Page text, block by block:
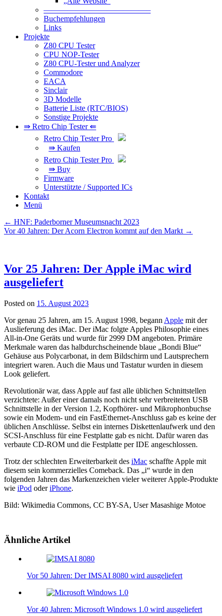
—————————————–
Buchempfehlungen
Links
Projekte
Z80 CPU Tester
CPU NOP-Tester
Z80 CPU-Tester und Analyzer
Commodore
EACA
Sinclair
3D Modelle
Batterie Liste (RTC/BIOS)
Sonstige Projekte
⇛ Retro Chip Tester ⇚
Retro Chip Tester Pro
⇛ Kaufen
Retro Chip Tester Pro
⇛ Buy
Firmware
Unterstützte / Supported ICs
Kontakt
Menü
Beitragsnavigation
← HNF: Paderborner Museumsnacht 2023
Vor 40 Jahren: Der Acorn Electron kommt auf den Markt →
Vor 25 Jahren: Der Apple iMac wird
ausgeliefert
Posted on 15. August 2023
Vor genau 25 Jahren, am 15. August 1998, begann Apple mit der
Auslieferung des iMac. Der iMac folgte Apples Philosophie eines
All-in-One Geräts und wurde für 2999 DM angeboten. Primäre
Merkmale waren das halbdurchscheinende blaue „Bondi Blue“
Gehäuse aus Polycarbonat, in dem Bildschirm und Lautsprechern
integriert waren. Auch die Maus und Tastatur wurden in diesem
Look geliefert.
Revolutionär war, dass Apple auf fast alle üblichen Schnittstellen
verzichtete: Außer einer damals noch nicht sehr verbreiteten USB
Schnittstelle in der Version 1.2, Kopfhörer- und Mikrophonbuchse
sowie ein Modem- und ein FastEthernet-Anschluss gab es keine der
üblichen Anschlüsse. Selbst ein internes Diskettenlaufwerk und den
SCSI-Anschluss für eine Festplatte gab es nicht. Dafür waren das
verbaute CD-ROM und die Festplatte per IDE angeschlossen.
Trotz der schlechten Erweiterbarkeit des iMac schaffte Apple mit
diesem sein kommerzielles Comeback. Das „i“ wurde in den
folgenden Jahren das Markenzeichen vieler weiterer Apple-Produkte
wie iPod oderiPhone.
Bild: Wikimedia Commons, CC BY-SA, User Masashige Motoe
Ähnliche Artikel
Vor 50 Jahren: Der IMSAI 8080 wird ausgeliefert
Vor 40 Jahren: Microsoft Windows 1.0 wird ausgeliefert